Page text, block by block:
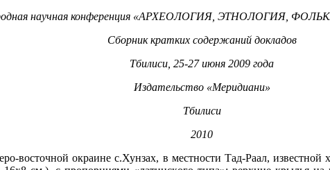
научная конференция «АРХЕОЛОГИЯ, ЭТНОЛОГИЯ,
Сборник кратких содержаний докладов
Тбилиси, 25-27 июня 2009 года
Издательство «Меридиани»
Тбилиси
2010
восточной окраине с.Хунзах, в местности Тад-Раал,